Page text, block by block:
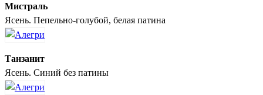
Мистраль
Ясень. Пепельно-голубой, белая патина
Танзанит
Ясень. Синий без патины